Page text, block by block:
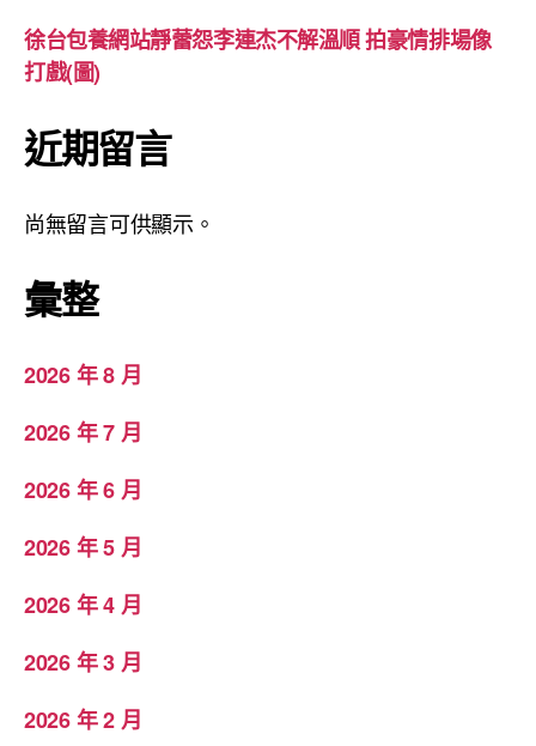
徐台包養網站靜蕾怨李連杰不解溫順 拍豪情排場像
打戲(圖)
近期留言
尚無留言可供顯示。
彙整
2026 年 8 月
2026 年 7 月
2026 年 6 月
2026 年 5 月
2026 年 4 月
2026 年 3 月
2026 年 2 月